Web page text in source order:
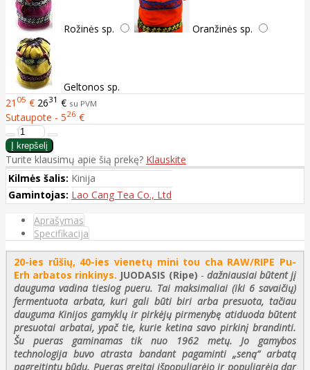
Rožinės sp. Oranžinės sp.
Geltonos sp.
21 05 € 2631 € su PVM
Sutaupote - 526 €
Turite klausimų apie šią prekę? Klauskite
Kilmės šalis: Kinija
Gamintojas: Lao Cang Tea Co., Ltd
Aprašymas
Specifikacija
20-ies rūšių, 40-ies vienetų mini tou cha RAW/RIPE Pu-
Erh arbatos rinkinys. JUODASIS (Ripe) - dažniausiai būtent jį
dauguma vadina tiesiog pueru. Tai maksimaliai (iki 6 savaičių)
fermentuota arbata, kuri gali būti biri arba presuota, tačiau
dauguma Kinijos gamyklų ir pirkėjų pirmenybę atiduoda būtent
presuotai arbatai, ypač tie, kurie ketina savo pirkinį brandinti.
Šu pueras gaminamas tik nuo 1962 metų. Jo gamybos
technologija buvo atrasta bandant pagaminti „seną“ arbatą
pagreitintu būdu. Pueras greitai išpopuliarėjo ir populiarėja dar